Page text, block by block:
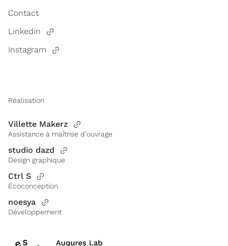
Contact
Linkedin
Instagram
Réalisation
Villette Makerz
Assistance à maîtrise d’ouvrage
studio dazd
Design graphique
Ctrl S
Écoconception
noesya
Développement